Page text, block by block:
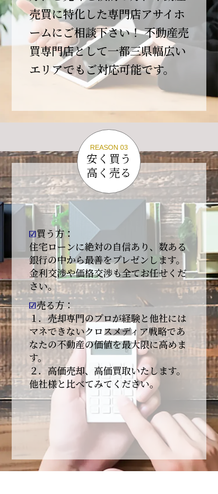
この節目を無事に迎えることができましたの
は、日頃よりご愛顧いただいているお客様、お
力添えをいただいている取引先の皆様、そして
支えてくださったすべての関係者の皆様のおか
げであり、心より深く感謝申し上げます。
10年という年月の中で、多くのご縁と学びをい
ただき、今日の当社があります。
しかしながら、10周年は通過点にすぎません。
る企業へと成長してまいります。
変化の激しい時代だからこそ、初心を忘れず、
挑戦を続け、社会に必要とされる存在であり続
けることをお約束いたします。
今後とも変わらぬご支援、ご指導を賜りますよ
う、何卒よろしくお願い申し上げます。
2026-01-09
【新年あけましておめでとうございます】
本日より始業いたしました。
昨年は多くのご縁とご支援をいただき、心より
感謝申し上げます。
本年も地域に根ざし、誠実な仕事を積み重ねて
参ります。
引き続きどうぞよろしくお願いいたします。
2025-12-20
【年末年始休業のお知らせ】
平素は格別のご愛顧を賜り、誠にありがとうご
下記期間を年末年始休業とさせて頂きます。
2025年12月25日(木)～2026年1月8日(木)
売買に特化した専門店アサイホ
ームにご相談下さい！ 不動産売
買専門店として一都三県幅広い
エリアでもご対応可能です。
REASON 03
安く買う
高く売る
買う方：
住宅ローンに絶対の自信あり、数ある
銀行の中から最善をプレゼンします。
金利交渉や価格交渉も全てお任せくだ
さい。
売る方：
１．売却専門のプロが経験と他社には
マネできないクロスメディア戦略であ
なたの不動産の価値を最大限に高めま
す。
２．高価売却、高価買取いたします。
他社様と比べてみてください。